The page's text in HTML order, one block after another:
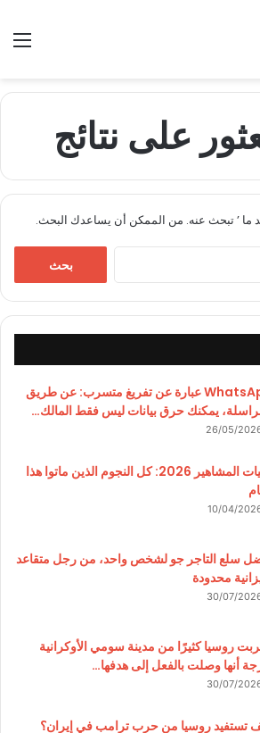
على نتائج
ما ’ تبحث عنه. من الممكن أن يساعدك البحث.
WhatsApp عبارة عن تفريغ متسرب: عن طريق
يمكنك حرق بيانات ليس فقط المالك…
26/05/
وفيات المشاهير 2026: كل النجوم الذين ماتوا هذا
10/04/
سلع التاجر جو لشخص واحد، من رجل متقاعد
محدودة
30/07/
روسيا كثيرًا من مدينة سومي الأوكرانية
أنها وصلت بالفعل إلى هدفها…
30/07/
تستفيد روسيا من حرب ترامب في إيران؟